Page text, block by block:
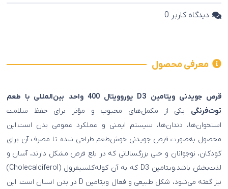
دیدگاه کاربر 0
معرفی محصول
قرص جویدنی ویتامین D3 یوروویتال 400 واحد بین‌المللی با طعم
توت‌فرنگی یکی از مکمل‌های محبوب و مؤثر برای حفظ سلامت
استخوان‌ها، دندان‌ها، سیستم ایمنی و عملکرد عمومی بدن است.این
محصول به‌صورت قرص جویدنی خوش‌طعم طراحی شده تا مصرف آن برای
کودکان، نوجوانان و حتی بزرگسالانی که در بلع قرص مشکل دارند، آسان و
لذت‌بخش باشد.ویتامین D3 که به آن کوله‌کلسیفرول (Cholecalciferol)
نیز گفته می‌شود، شکل طبیعی و فعال ویتامین D در بدن انسان است. این